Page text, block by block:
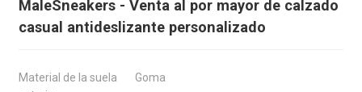
MaleSneakers - Venta al por mayor de calzado
casual antideslizante personalizado
Material de la suela
Goma